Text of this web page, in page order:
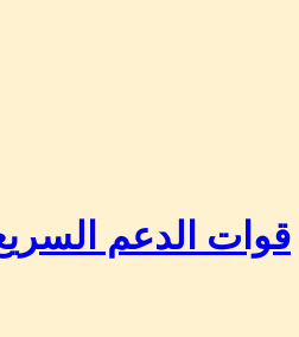
قوات الدعم